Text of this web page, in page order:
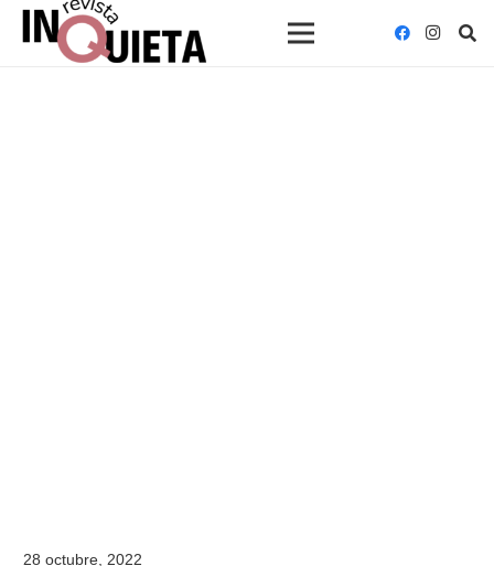
28 octubre, 2022